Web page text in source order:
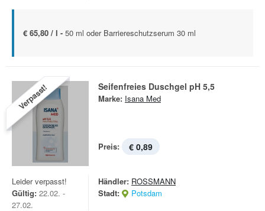
€ 65,80 / l - 50 ml oder Barriereschutzserum 30 ml
Verpasst! Seifenfreies Duschgel pH 5,5
Marke: Isana Med
Preis: € 0,89
Leider verpasst!
Gültig: 22.02. -
27.02.
Händler: ROSSMANN
Stadt:
Potsdam